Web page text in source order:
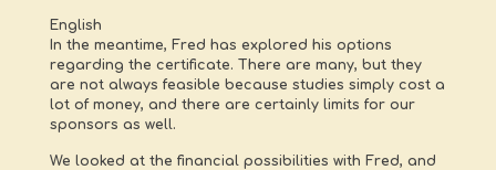
English
In the meantime, Fred has explored his options
regarding the certificate. There are many, but they
are not always feasible because studies simply cost a
lot of money, and there are certainly limits for our
sponsors as well.
We looked at the financial possibilities with Fred, and